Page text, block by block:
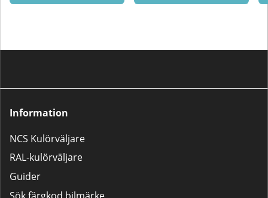
högblank klarlack är denna
populära 2K-lackpaket:Lilla
Lackpaketet – För större
Information
NCS Kulörväljare
RAL-kulörväljare
Guider
Sök färgkod bilmärke